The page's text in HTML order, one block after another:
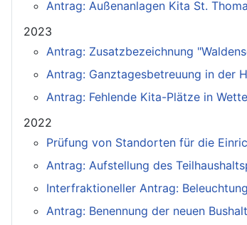
Antrag: Außenanlagen Kita St.
2023
Antrag: Zusatzbezeichnung
Antrag: Ganztagesbetreuung in der
Antrag: Fehlende Kita-Plätze in
2022
Prüfung von Standorten für die
Antrag: Aufstellung des
Interfraktioneller Antrag:
Antrag: Benennung der neuen